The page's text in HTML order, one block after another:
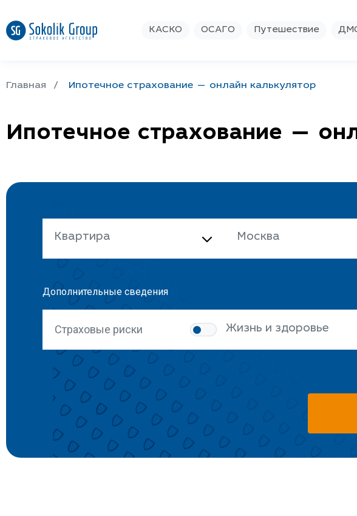
КАСКО ОСАГО Путешествие
Главная Ипотечное страхование — онлайн калькулятор
Ипотечное страхование —
Квартира Москва
Дополнительные сведения
Страховые риски Жизнь и здоровье